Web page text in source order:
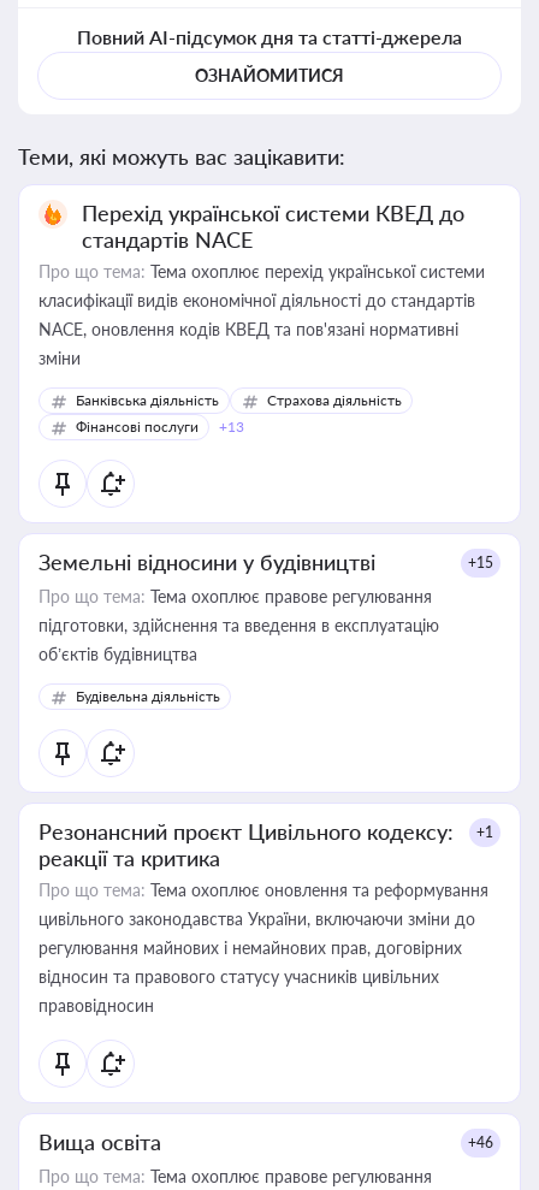
Повний AI-підсумок дня та статті-джерела
ОЗНАЙОМИТИСЯ
Теми, які можуть вас зацікавити:
Перехід української системи КВЕД до
стандартів NACE
Про що тема: Тема охоплює перехід української системи
класифікації видів економічної діяльності до стандартів
NACE, оновлення кодів КВЕД та пов'язані нормативні
зміни
Банківська діяльність
Страхова діяльність
Фінансові послуги
+13
Земельні відносини у будівництві +15
Про що тема: Тема охоплює правове регулювання
підготовки, здійснення та введення в експлуатацію
об’єктів будівництва
Будівельна діяльність
Резонансний проєкт Цивільного кодексу:
реакції та критика
+1
Про що тема: Тема охоплює оновлення та реформування
цивільного законодавства України, включаючи зміни до
регулювання майнових і немайнових прав, договірних
відносин та правового статусу учасників цивільних
правовідносин
Вища освіта +46
Про що тема: Тема охоплює правове регулювання